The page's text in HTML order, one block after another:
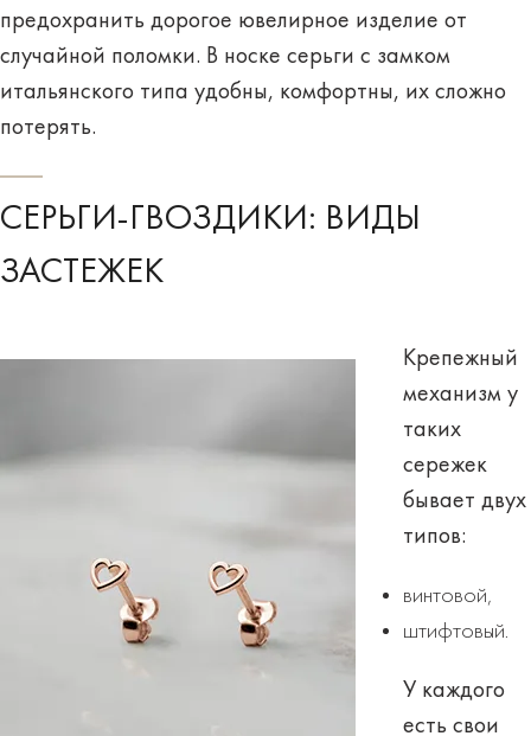
предохранить дорогое ювелирное изделие от
случайной поломки. В носке серьги с замком
итальянского типа удобны, комфортны, их сложно
потерять.
СЕРЬГИ-ГВОЗДИКИ: ВИДЫ
ЗАСТЕЖЕК
Крепежный
механизм у
таких
сережек
бывает двух
типов:
винтовой,
штифтовый.
У каждого
есть свои